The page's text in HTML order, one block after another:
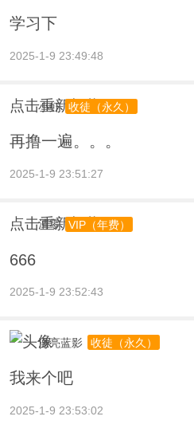
学习下
2025-1-9 23:49:48
点击重新加载
小虾 收徒（永久）
再撸一遍。。。
2025-1-9 23:51:27
点击重新加载
清零 VIP（年费）
666
2025-1-9 23:52:43
漂亮蓝影 收徒（永久）
我来个吧
2025-1-9 23:53:02